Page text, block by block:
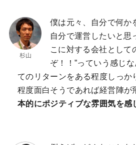
僕は元々、自分で何か
自分で運営したいと思
こに対する会社として
ぞ！！”っていう感じ
てのリターンをある程度しっか
程度面白そうであれば経営陣が
本的にポジティブな雰囲気を感